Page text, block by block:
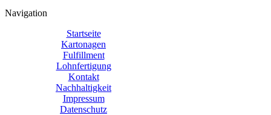
Navigation
Startseite
Kartonagen
Fulfillment
Lohnfertigung
Kontakt
Nachhaltigkeit
Impressum
Datenschutz